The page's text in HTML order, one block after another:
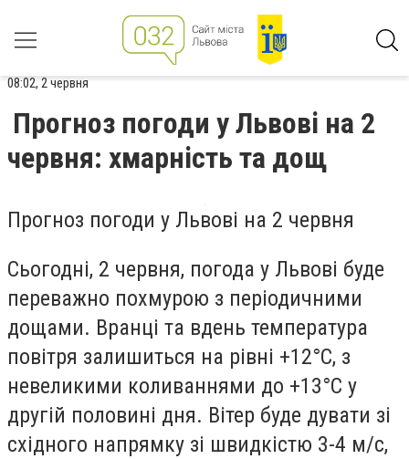
08:02, 2 червня
Прогноз погоди у Львові на 2
червня: хмарність та дощ
Прогноз погоди у Львові на 2 червня
Сьогодні, 2 червня, погода у Львові буде
переважно похмурою з періодичними
дощами. Вранці та вдень температура
повітря залишиться на рівні +12°C, з
невеликими коливаннями до +13°C у
другій половині дня. Вітер буде дувати зі
східного напрямку зі швидкістю 3-4 м/с,